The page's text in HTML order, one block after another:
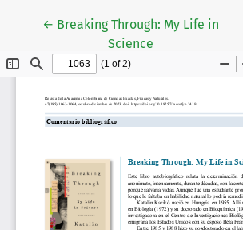
← Volver a los detalles del artículo
Breaking Through: My Life in
Science